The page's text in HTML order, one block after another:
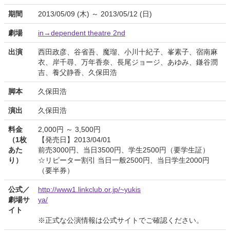
期間 2013/05/09 (木) ～ 2013/05/12 (日)
劇場 in→dependent theatre 2nd
出演
西田政彦、谷省吾、魔瑠、小川十紀子、峯素子、宿南麻
衣、岸千尋、万年香奈、長尾ジョージ、あゆみ、鎌谷潤
吉、養父静香、久保田浩
脚本 久保田浩
演出 久保田浩
料金
（1枚
あた
り）
2,000円 ～ 3,500円
【発売日】2013/04/01
前売3000円、当日3500円、学生2500円（要学生証）
☆リピーター割引 当日一般2500円、当日学生2000円
（要半券）
公式／
劇場サ
イト
http://www1.linkclub.or.jp/~yukis
ya/
※正式な公演情報は公式サイトでご確認ください。